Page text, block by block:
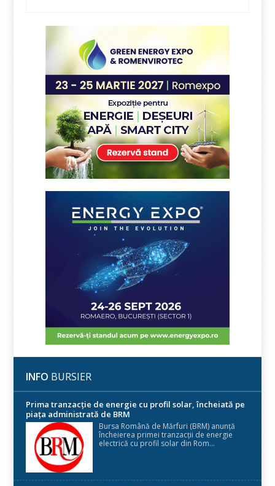
INFO BURSIER
Prima tranzacție de energie cu profil solar, încheiată pe
piața administrată de BRM
Bursa Română de Mărfuri (BRM) anunță
încheierea primei tranzacții de energie
electrică cu profil solar din Rom...